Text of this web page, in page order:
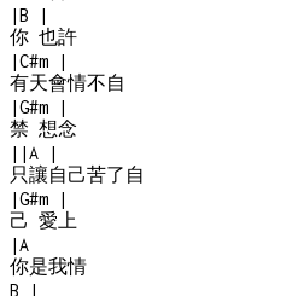
|B
|
你 也許
|C#m
|
有天會情不自
|G#m
|
禁 想念
| |A
|
只讓自己苦了自
|G#m
|
己 愛上
|A
你是我情
B
|